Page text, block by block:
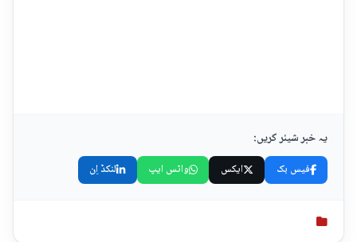
یہ خبر شیئر کریں:
فیس بک ایکس واٹس ایپ لنکڈ اِن